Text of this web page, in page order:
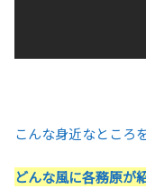
こんな身近なところ
どんな風に各務原が